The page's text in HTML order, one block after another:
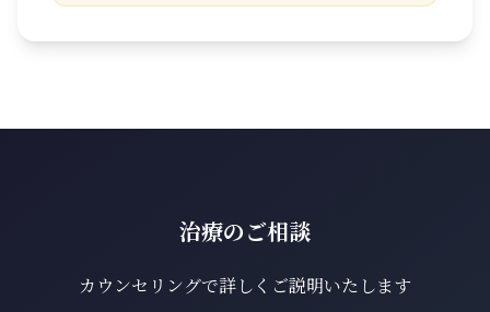
治療のご相談
カウンセリングで詳しくご説明いたします